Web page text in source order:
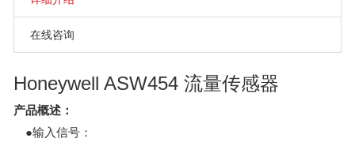
在线咨询
Honeywell ASW454 流量传感器
产品概述：
●输入信号：